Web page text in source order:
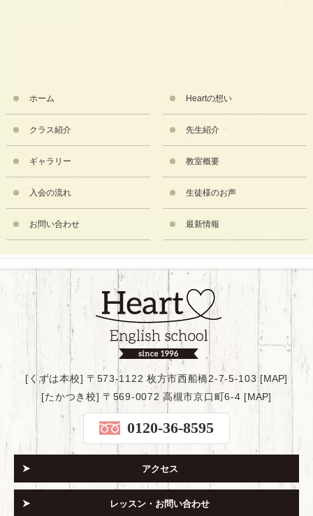
ホーム Heartの想い
クラス紹介 先生紹介
ギャラリー 教室概要
入会の流れ 生徒様のお声
お問い合わせ 最新情報
[くずは本校] 〒573-1122 枚方市西船橋2-7-5-103 [MAP]
[たかつき校] 〒569-0072 高槻市京口町6-4 [MAP]
0120-36-8595
アクセス
レッスン・お問い合わせ